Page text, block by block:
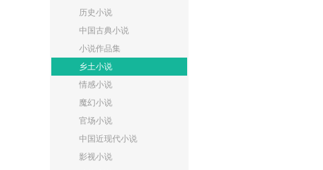
历史小说
中国古典小说
小说作品集
乡土小说
情感小说
魔幻小说
官场小说
中国近现代小说
影视小说